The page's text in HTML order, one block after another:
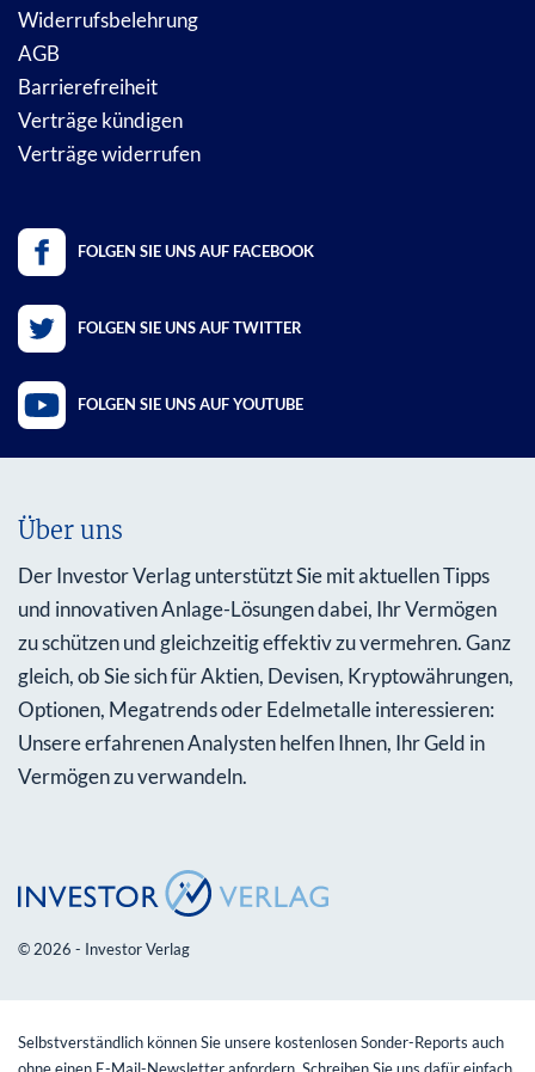
Widerrufsbelehrung
AGB
Barrierefreiheit
Verträge kündigen
Verträge widerrufen
FOLGEN SIE UNS AUF FACEBOOK
FOLGEN SIE UNS AUF TWITTER
FOLGEN SIE UNS AUF YOUTUBE
Über uns
Der Investor Verlag unterstützt Sie mit aktuellen Tipps
und innovativen Anlage-Lösungen dabei, Ihr Vermögen
zu schützen und gleichzeitig effektiv zu vermehren. Ganz
gleich, ob Sie sich für Aktien, Devisen, Kryptowährungen,
Optionen, Megatrends oder Edelmetalle interessieren:
Unsere erfahrenen Analysten helfen Ihnen, Ihr Geld in
Vermögen zu verwandeln.
© 2026 - Investor Verlag
Selbstverständlich können Sie unsere kostenlosen Sonder-Reports auch
ohne einen E-Mail-Newsletter anfordern. Schreiben Sie uns dafür einfach